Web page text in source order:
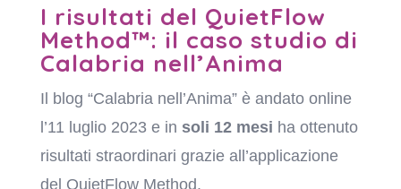
I risultati del QuietFlow
Method™: il caso studio di
Calabria nell’Anima
Il blog “Calabria nell’Anima” è andato online
l’11 luglio 2023 e in soli 12 mesi ha ottenuto
risultati straordinari grazie all’applicazione
del QuietFlow Method.